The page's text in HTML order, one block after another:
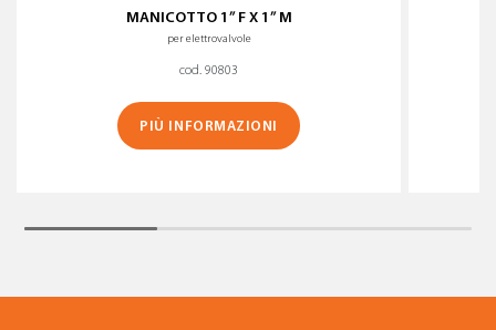
MANICOTTO 1” F X 1” M
per elettrovalvole
cod. 90803
PIÙ INFORMAZIONI